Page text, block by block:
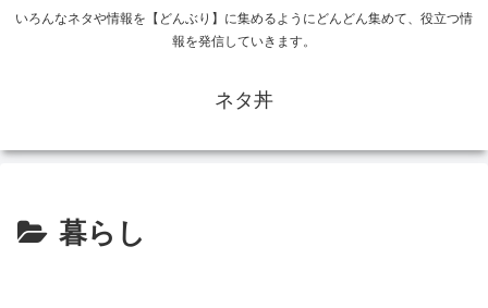
いろんなネタや情報を【どんぶり】に集めるようにどんどん集めて、役立つ情
報を発信していきます。
ネタ丼
暮らし